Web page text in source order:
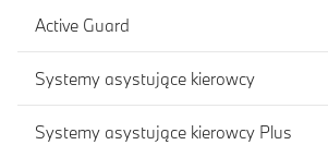
Active Guard
Systemy asystujące kierowcy
Systemy asystujące kierowcy Plus